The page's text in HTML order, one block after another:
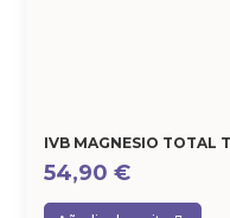
IVB MAGNESIO TOTAL
54,90€